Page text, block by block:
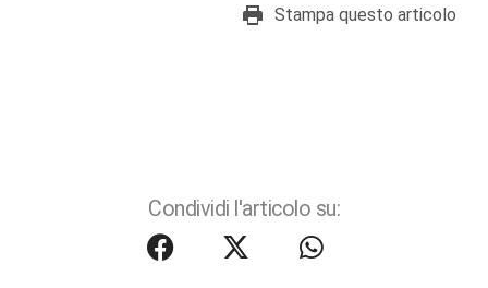
Stampa questo articolo
Condividi l'articolo su: